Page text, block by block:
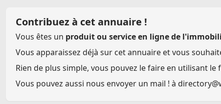
Contribuez à cet annuaire !
Vous êtes un produit ou service en ligne de
Vous apparaissez déjà sur cet annuaire et vous
Rien de plus simple, vous pouvez le faire en utilisant le
Vous pouvez aussi nous envoyer un mail ! à